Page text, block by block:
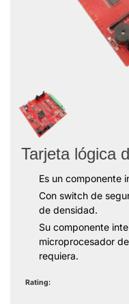
Tarjeta lógica
Es un componente
Con switch de
de densidad.
Su componente
microprocesador
requiera.
Rating: